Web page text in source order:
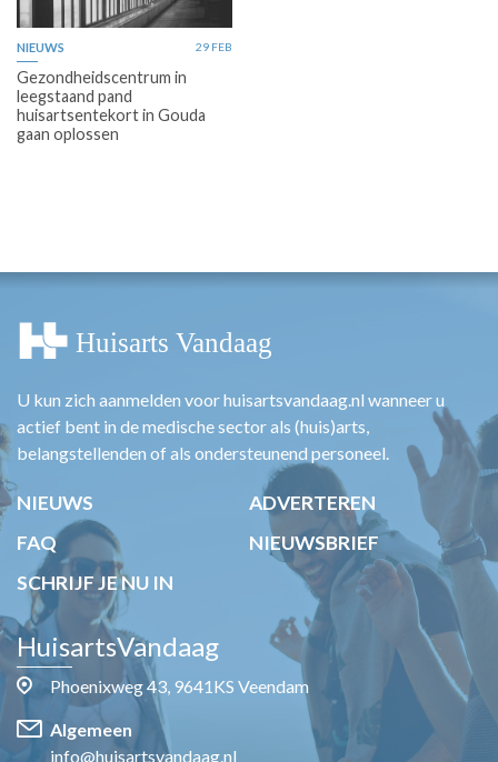
NIEUWS 29 FEB
Gezondheidscentrum in
leegstaand pand
huisartsentekort in Gouda
gaan oplossen
U kun zich aanmelden voor huisartsvandaag.nl wanneer u
actief bent in de medische sector als (huis)arts,
belangstellenden of als ondersteunend personeel.
NIEUWS
ADVERTEREN
FAQ
NIEUWSBRIEF
SCHRIJF JE NU IN
HuisartsVandaag
Phoenixweg 43, 9641KS Veendam
Algemeen
info@huisartsvandaag.nl